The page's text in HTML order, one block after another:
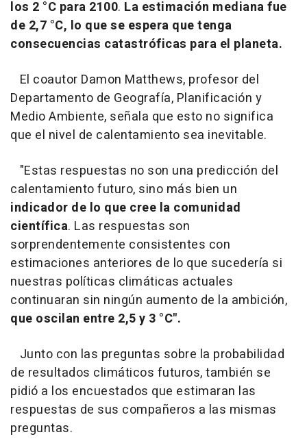
los 2 °C para 2100. La estimación mediana fue
de 2,7 °C, lo que se espera que tenga
consecuencias catastróficas para el planeta.
El coautor Damon Matthews, profesor del
Departamento de Geografía, Planificación y
Medio Ambiente, señala que esto no significa
que el nivel de calentamiento sea inevitable.
"Estas respuestas no son una predicción del
calentamiento futuro, sino más bien un
indicador de lo que cree la comunidad
científica. Las respuestas son
sorprendentemente consistentes con
estimaciones anteriores de lo que sucedería si
nuestras políticas climáticas actuales
continuaran sin ningún aumento de la ambición,
que oscilan entre 2,5 y 3 °C".
Junto con las preguntas sobre la probabilidad
de resultados climáticos futuros, también se
pidió a los encuestados que estimaran las
respuestas de sus compañeros a las mismas
preguntas.